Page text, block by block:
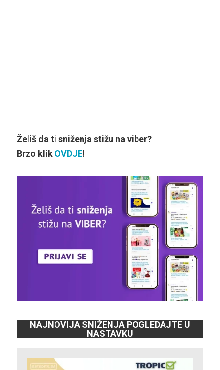
Želiš da ti sniženja stižu na viber?
Brzo klik OVDJE!
NAJNOVIJA SNIŽENJA POGLEDAJTE U
NASTAVKU